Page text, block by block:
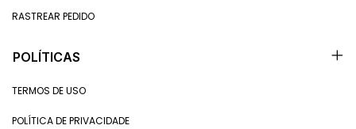
RASTREAR PEDIDO
POLÍTICAS
TERMOS DE USO
POLÍTICA DE PRIVACIDADE